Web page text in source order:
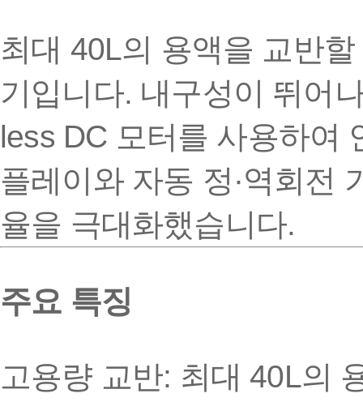
최대 40L의 용액을 교반
기 입니다. 내구성이 뛰어
less DC 모터 를 사용하여
플레이 와 자동 정·역회전
율을 극대화했습니다.
주요 특징
고용량 교반: 최대 40L의